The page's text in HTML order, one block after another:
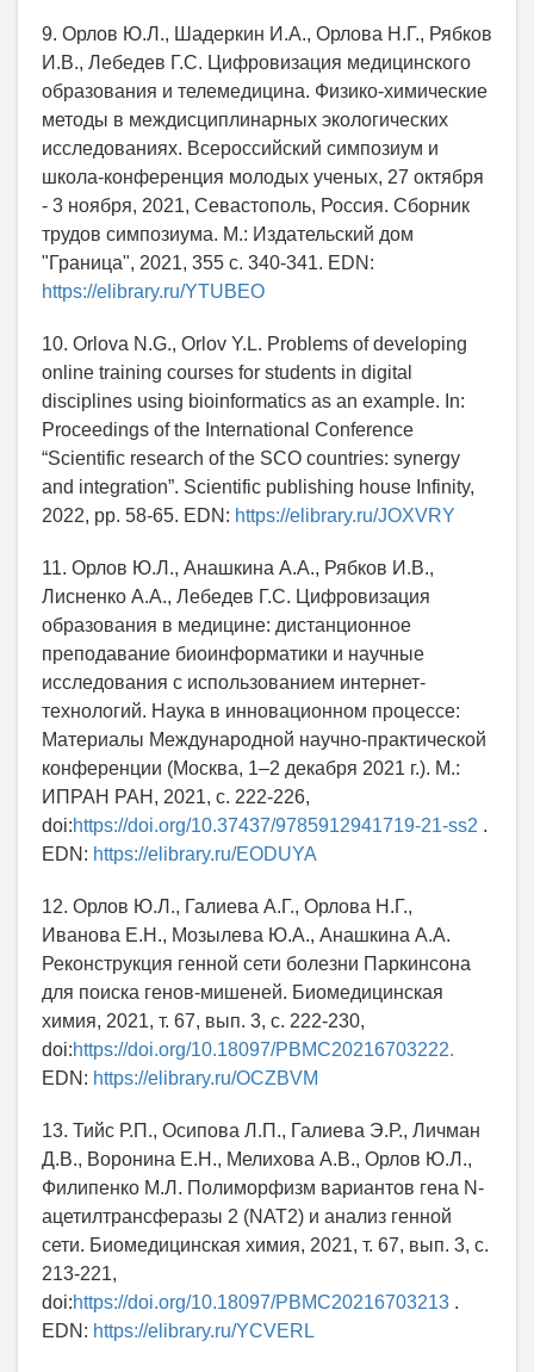
9. Орлов Ю.Л., Шадеркин И.А., Орлова Н.Г., Рябков
И.В., Лебедев Г.С. Цифровизация медицинского
образования и телемедицина. Физико-химические
методы в междисциплинарных экологических
исследованиях. Всероссийский симпозиум и
школа-конференция молодых ученых, 27 октября
- 3 ноября, 2021, Севастополь, Россия. Сборник
трудов симпозиума. М.: Издательский дом
"Граница", 2021, 355 c. 340-341. EDN:
https://elibrary.ru/YTUBEO
10. Orlova N.G., Orlov Y.L. Problems of developing
online training courses for students in digital
disciplines using bioinformatics as an example. In:
Proceedings of the International Conference
“Scientific research of the SCO countries: synergy
and integration”. Scientific publishing house Infinity,
2022, pp. 58-65. EDN: https://elibrary.ru/JOXVRY
11. Орлов Ю.Л., Анашкина А.А., Рябков И.В.,
Лисненко А.А., Лебедев Г.С. Цифровизация
образования в медицине: дистанционное
преподавание биоинформатики и научные
исследования с использованием интернет-
технологий. Наука в инновационном процессе:
Материалы Международной научно-практической
конференции (Москва, 1–2 декабря 2021 г.). М.:
ИПРАН РАН, 2021, с. 222-226,
doi:https://doi.org/10.37437/9785912941719-21-ss2 .
EDN: https://elibrary.ru/EODUYA
12. Орлов Ю.Л., Галиева А.Г., Орлова Н.Г.,
Иванова Е.Н., Мозылева Ю.А., Анашкина А.А.
Реконструкция генной сети болезни Паркинсона
для поиска генов-мишеней. Биомедицинская
химия, 2021, т. 67, вып. 3, с. 222-230,
doi:https://doi.org/10.18097/PBMC20216703222.
EDN: https://elibrary.ru/OCZBVM
13. Тийс Р.П., Осипова Л.П., Галиева Э.Р., Личман
Д.В., Воронина Е.Н., Мелихова А.В., Орлов Ю.Л.,
Филипенко М.Л. Полиморфизм вариантов гена N-
ацетилтрансферазы 2 (NAT2) и анализ генной
сети. Биомедицинская химия, 2021, т. 67, вып. 3, с.
213-221,
doi:https://doi.org/10.18097/PBMC20216703213 .
EDN: https://elibrary.ru/YCVERL